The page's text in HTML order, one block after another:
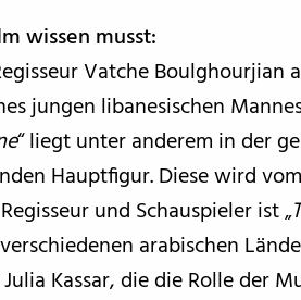
wissen musst:
Vatche
jungen libanesischen
“ liegt unter anderem in der
Hauptfigur. Diese wird
und Schauspieler ist „
arabischen
Kassar, die die Rolle der